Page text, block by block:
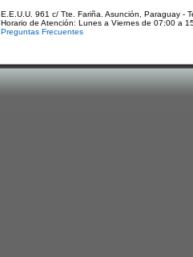
E.E.U.U. 961 c/ Tte. Fariña. Asunción, Paraguay -
Horario de Atención: Lunes a Viernes de 07:00 a
Preguntas Frecuentes